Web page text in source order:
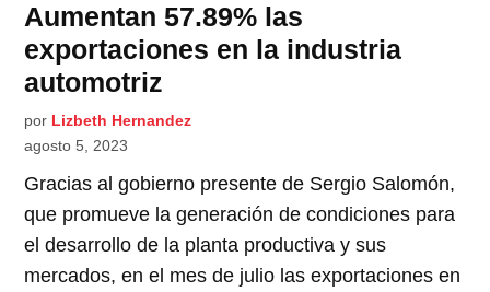
Aumentan 57.89% las
exportaciones en la industria
automotriz
por Lizbeth Hernandez
agosto 5, 2023
Gracias al gobierno presente de Sergio Salomón,
que promueve la generación de condiciones para
el desarrollo de la planta productiva y sus
mercados, en el mes de julio las exportaciones en